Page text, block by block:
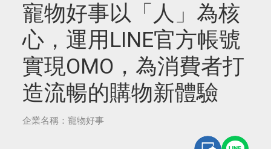
寵物好事以「人」為核
心，運用LINE官方帳號
實現OMO，為消費者打
造流暢的購物新體驗
企業名稱：寵物好事